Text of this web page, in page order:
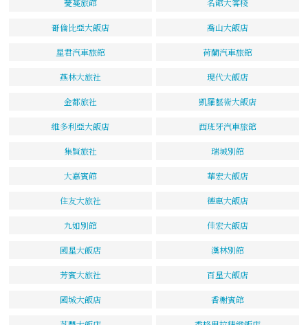
哥倫比亞大飯店 喬山大飯店
星君汽車旅館 荷蘭汽車旅館
燕林大旅社 現代大飯店
金都旅社 凱羅藝術大飯店
維多利亞大飯店 西班牙汽車旅館
集賢旅社 瑞城別館
大嘉賓館 華宏大飯店
住友大旅社 德惠大飯店
九如別館 佳宏大飯店
國星大飯店 漢林別館
芳賓大旅社 百星大飯店
國城大飯店 香榭賓館